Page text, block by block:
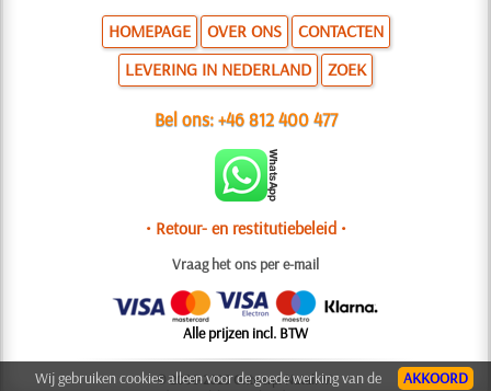
HOMEPAGE OVER ONS
CONTACTEN
LEVERING IN NEDERLAND
ZOEK
Bel ons:+46 812 400 477
• Retour- en restitutiebeleid •
Vraag het ons per e-mail
Alle prijzen incl. BTW
© 2006-2025 Ontwerp: Natali M.
AKKOORD
Wij gebruiken cookies alleen voor de goede werking van de